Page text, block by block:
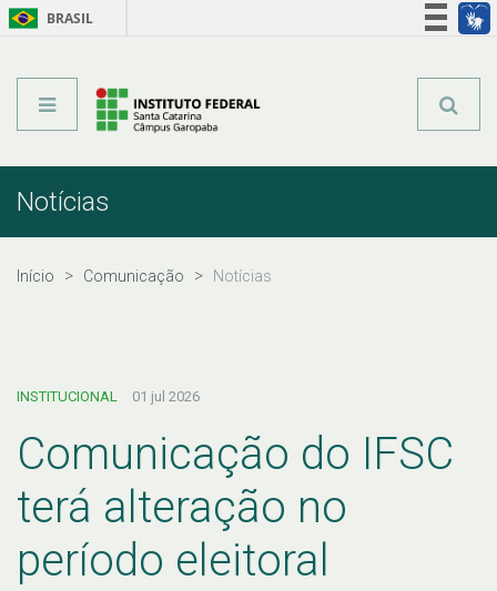
BRASIL
Notícias
Início Comunicação Notícias
INSTITUCIONAL 01 jul 2026
Comunicação do IFSC
terá alteração no
período eleitoral